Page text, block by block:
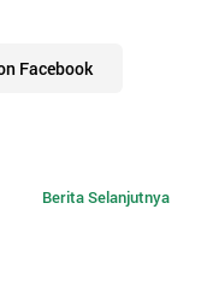
Facebook
Berita Selanjutnya